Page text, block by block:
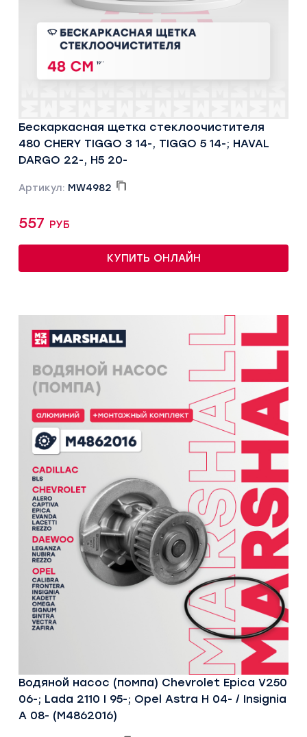
Бескаркасная щетка стеклоочистителя
480 CHERY TIGGO 3 14-, TIGGO 5 14-; HAVAL
DARGO 22-, H5 20-
Артикул: MW4982
557 руб
КУПИТЬ ОНЛАЙН
Водяной насос (помпа) Chevrolet Epica V250
06-; Lada 2110 I 95-; Opel Astra H 04- / Insignia
A 08- (M4862016)